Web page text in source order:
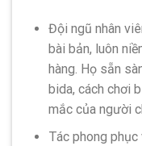
Đội ngũ nhân
bài bản, luôn
hàng. Họ sẵn
bida, cách chơi
mắc của người
Tác phong